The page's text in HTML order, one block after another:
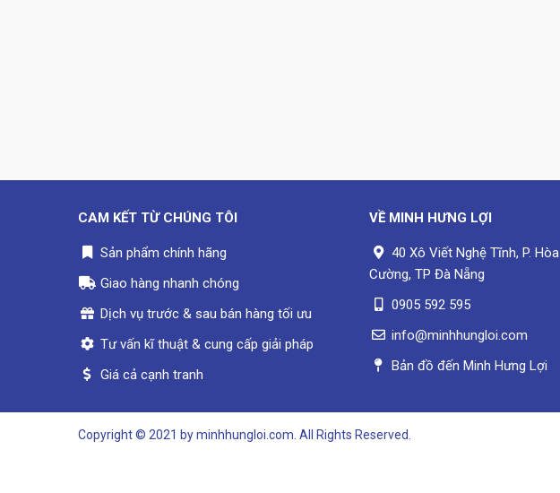
CAM KẾT TỪ CHÚNG TÔI
Sản phẩm chính hãng
Giao hàng nhanh chóng
Dịch vụ trước & sau bán hàng tối ưu
Tư vấn kĩ thuật & cung cấp giải pháp
Giá cả cạnh tranh
VỀ MINH HƯNG LỢI
40 Xô Viết Nghệ Tĩnh, P. Hòa
Cường, TP Đà Nẵng
0905 592 595
info@minhhungloi.com
Bản đồ đến Minh Hưng Lợi
Copyright © 2021 by minhhungloi.com. All Rights Reserved.